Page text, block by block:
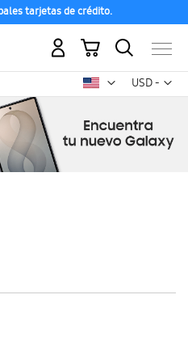
tarjetas de crédito.
USD -
dólar
Mi carrito